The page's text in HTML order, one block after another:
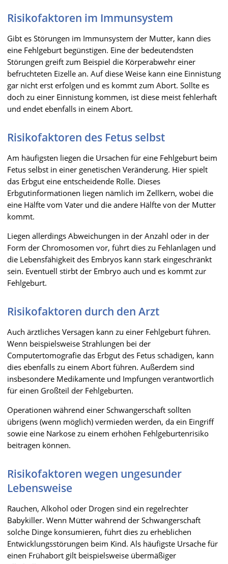
Risikofaktoren im Immunsystem
Gibt es Störungen im Immunsystem der Mutter, kann dies
eine Fehlgeburt begünstigen. Eine der bedeutendsten
Störungen greift zum Beispiel die Körperabwehr einer
befruchteten Eizelle an. Auf diese Weise kann eine Einnistung
gar nicht erst erfolgen und es kommt zum Abort. Sollte es
doch zu einer Einnistung kommen, ist diese meist fehlerhaft
und endet ebenfalls in einem Abort.
Risikofaktoren des Fetus selbst
Am häufigsten liegen die Ursachen für eine Fehlgeburt beim
Fetus selbst in einer genetischen Veränderung. Hier spielt
das Erbgut eine entscheidende Rolle. Dieses
Erbgutinformationen liegen nämlich im Zellkern, wobei die
eine Hälfte vom Vater und die andere Hälfte von der Mutter
kommt.
Liegen allerdings Abweichungen in der Anzahl oder in der
Form der Chromosomen vor, führt dies zu Fehlanlagen und
die Lebensfähigkeit des Embryos kann stark eingeschränkt
sein. Eventuell stirbt der Embryo auch und es kommt zur
Fehlgeburt.
Risikofaktoren durch den Arzt
Auch ärztliches Versagen kann zu einer Fehlgeburt führen.
Wenn beispielsweise Strahlungen bei der
Computertomografie das Erbgut des Fetus schädigen, kann
dies ebenfalls zu einem Abort führen. Außerdem sind
insbesondere Medikamente und Impfungen verantwortlich
für einen Großteil der Fehlgeburten.
Operationen während einer Schwangerschaft sollten
übrigens (wenn möglich) vermieden werden, da ein Eingriff
sowie eine Narkose zu einem erhöhen Fehlgeburtenrisiko
beitragen können.
Risikofaktoren wegen ungesunder
Lebensweise
Rauchen, Alkohol oder Drogen sind ein regelrechter
Babykiller. Wenn Mütter während der Schwangerschaft
solche Dinge konsumieren, führt dies zu erheblichen
Entwicklungsstörungen beim Kind. Als häufigste Ursache für
einen Frühabort gilt beispielsweise übermäßiger